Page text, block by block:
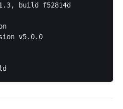
build f52814d
v5.0.0